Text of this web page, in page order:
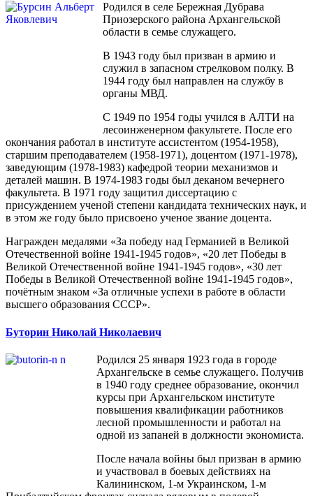
Родился в селе Бережная Дубрава
Приозерского района Архангельской
области в семье служащего.
В 1943 году был призван в армию и
служил в запасном стрелковом полку. В
1944 году был направлен на службу в
органы МВД.
С 1949 по 1954 годы учился в АЛТИ на
лесоинженерном факультете. После его
окончания работал в институте ассистентом (1954-1958),
старшим преподавателем (1958-1971), доцентом (1971-1978),
заведующим (1978-1983) кафедрой теории механизмов и
деталей машин. В 1974-1983 годы был деканом вечернего
факультета. В 1971 году защитил диссертацию с
присуждением ученой степени кандидата технических наук, и
в этом же году было присвоено ученое звание доцента.
Награжден медалями «За победу над Германией в Великой
Отечественной войне 1941-1945 годов», «20 лет Победы в
Великой Отечественной войне 1941-1945 годов», «30 лет
Победы в Великой Отечественной войне 1941-1945 годов»,
почётным знаком «За отличные успехи в работе в области
высшего образования СССР».
Буторин Николай Николаевич
Родился 25 января 1923 года в городе
Архангельске в семье служащего. Получив
в 1940 году среднее образование, окончил
курсы при Архангельском институте
повышения квалификации работников
лесной промышленности и работал на
одной из запаней в должности экономиста.
После начала войны был призван в армию
и участвовал в боевых действиях на
Калининском, 1-м Украинском, 1-м